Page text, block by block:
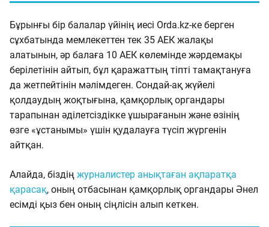
Бұрынғы бір балалар үйінің иесі Orda.kz-ке берген
сұхбатында мемлекеттен тек 35 АЕК жалақы
алатынын, әр балаға 10 АЕК көлемінде жәрдемақы
берілетінін айтып, бұл қаражаттың тіпті тамақтануға
да жетпейтінін мәлімдеген. Сондай-ақ жүйелі
қолдаудың жоқтығына, қамқорлық органдары
тарапынан әділетсіздікке ұшырағанын және өзінің
өзге «ұстанымы» үшін қудалауға түсіп жүргенін
айтқан.
Алайда, біздің журналистер анықтаған ақпаратқа
қарасақ, оның отбасынан қамқорлық органдары Әнел
есімді қыз бен оның сіңлісін алып кеткен.